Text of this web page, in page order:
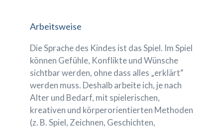
Arbeitsweise
Die Sprache des Kindes ist das Spiel. Im Spiel
können Gefühle, Konflikte und Wünsche
sichtbar werden, ohne dass alles „erklärt“
werden muss. Deshalb arbeite ich, je nach
Alter und Bedarf, mit spielerischen,
kreativen und körperorientierten Methoden
(z. B. Spiel, Zeichnen, Geschichten,